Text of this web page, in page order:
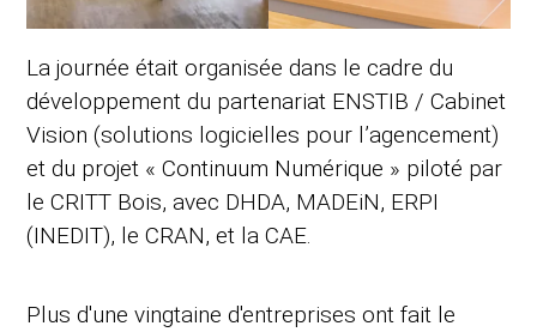
La journée était organisée dans le cadre du
développement du partenariat ENSTIB / Cabinet
Vision (solutions logicielles pour l’agencement)
et du projet « Continuum Numérique » piloté par
le CRITT Bois, avec DHDA, MADEiN, ERPI
(INEDIT), le CRAN, et la CAE.
Plus d'une vingtaine d'entreprises ont fait le